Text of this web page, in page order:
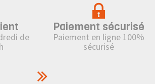
de
Paiement sécurisé
Paiement en ligne 100%
sécurisé